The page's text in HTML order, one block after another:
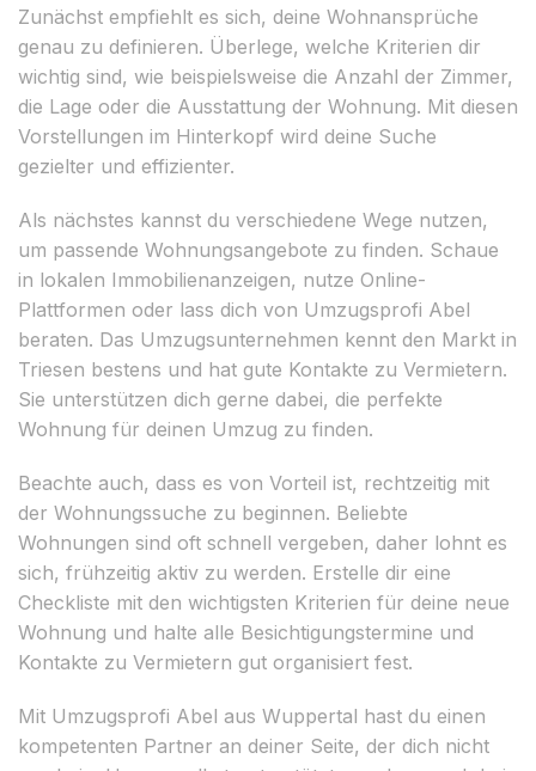
Zunächst empfiehlt es sich, deine Wohnansprüche
genau zu definieren. Überlege, welche Kriterien dir
wichtig sind, wie beispielsweise die Anzahl der Zimmer,
die Lage oder die Ausstattung der Wohnung. Mit diesen
Vorstellungen im Hinterkopf wird deine Suche
gezielter und effizienter.
Als nächstes kannst du verschiedene Wege nutzen,
um passende Wohnungsangebote zu finden. Schaue
in lokalen Immobilienanzeigen, nutze Online-
Plattformen oder lass dich von Umzugsprofi Abel
beraten. Das Umzugsunternehmen kennt den Markt in
Triesen bestens und hat gute Kontakte zu Vermietern.
Sie unterstützen dich gerne dabei, die perfekte
Wohnung für deinen Umzug zu finden.
Beachte auch, dass es von Vorteil ist, rechtzeitig mit
der Wohnungssuche zu beginnen. Beliebte
Wohnungen sind oft schnell vergeben, daher lohnt es
sich, frühzeitig aktiv zu werden. Erstelle dir eine
Checkliste mit den wichtigsten Kriterien für deine neue
Wohnung und halte alle Besichtigungstermine und
Kontakte zu Vermietern gut organisiert fest.
Mit Umzugsprofi Abel aus Wuppertal hast du einen
kompetenten Partner an deiner Seite, der dich nicht